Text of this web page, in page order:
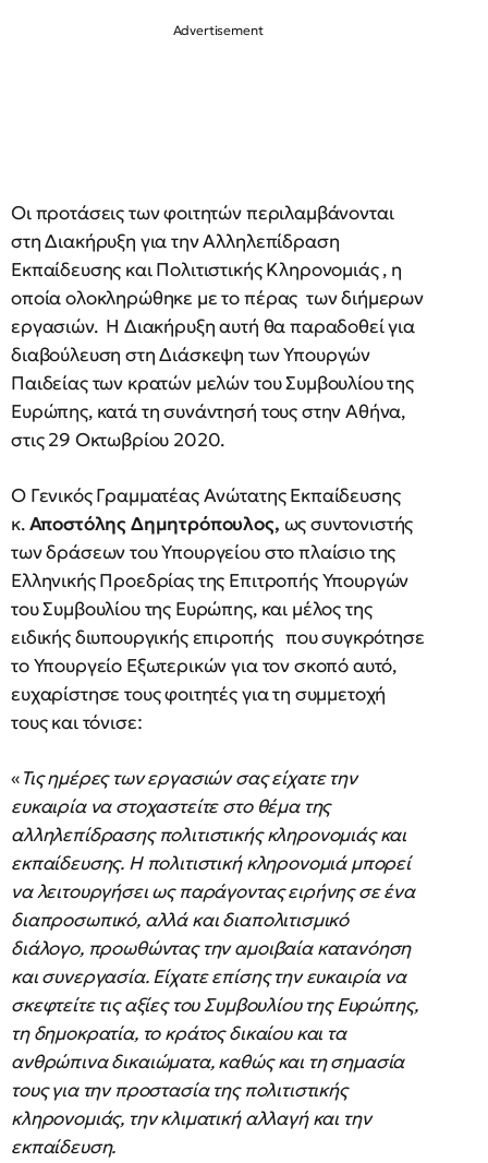
Οι προτάσεις των φοιτητών περιλαμβάνονται
στη Διακήρυξη για την Αλληλεπίδραση
Εκπαίδευσης και Πολιτιστικής Κληρονομιάς , η
οποία ολοκληρώθηκε με το πέρας των διήμερων
εργασιών. Η Διακήρυξη αυτή θα παραδοθεί για
διαβούλευση στη Διάσκεψη των Υπουργών
Παιδείας των κρατών μελών του Συμβουλίου της
Ευρώπης, κατά τη συνάντησή τους στην Αθήνα,
στις 29 Οκτωβρίου 2020.
Ο Γενικός Γραμματέας Ανώτατης Εκπαίδευσης
κ.Αποστόλης Δημητρόπουλος, ως συντονιστής
των δράσεων του Υπουργείου στο πλαίσιο της
Ελληνικής Προεδρίας της Επιτροπής Υπουργών
του Συμβουλίου της Ευρώπης, και μέλος της
ειδικής διυπουργικής επιροπής που συγκρότησε
το Υπουργείο Εξωτερικών για τον σκοπό αυτό,
ευχαρίστησε τους φοιτητές για τη συμμετοχή
τους και τόνισε:
«Τις ημέρες των εργασιών σας είχατε την
ευκαιρία να στοχαστείτε στο θέμα της
αλληλεπίδρασης πολιτιστικής κληρονομιάς και
εκπαίδευσης. Η πολιτιστική κληρονομιά μπορεί
να λειτουργήσει ως παράγοντας ειρήνης σε ένα
διαπροσωπικό, αλλά και διαπολιτισμικό
διάλογο, προωθώντας την αμοιβαία κατανόηση
και συνεργασία. Είχατε επίσης την ευκαιρία να
σκεφτείτε τις αξίες του Συμβουλίου της Ευρώπης,
τη δημοκρατία, το κράτος δικαίου και τα
ανθρώπινα δικαιώματα, καθώς και τη σημασία
τους για την προστασία της πολιτιστικής
κληρονομιάς, την κλιματική αλλαγή και την
εκπαίδευση.